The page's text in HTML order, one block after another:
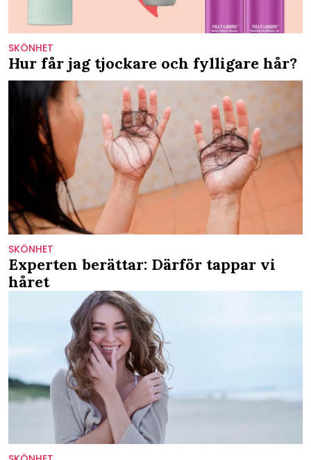
SKÖNHET
Hur får jag tjockare och fylligare hår?
SKÖNHET
Experten berättar: Därför tappar vi
håret